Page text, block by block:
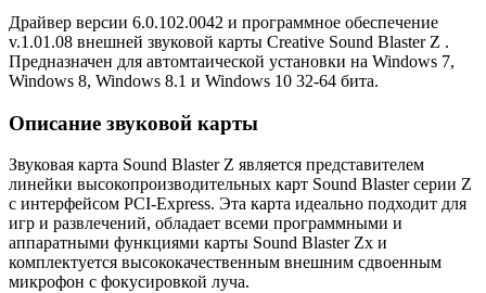
Драйвер версии 6.0.102.0042 и программное обеспечение
v.1.01.08 внешней звуковой карты Creative Sound Blaster Z .
Предназначен для автомтаической установки на Windows 7,
Windows 8, Windows 8.1 и Windows 10 32-64 бита.
Описание звуковой карты
Звуковая карта Sound Blaster Z является представителем
линейки высокопроизводительных карт Sound Blaster серии Z
с интерфейсом PCI-Express. Эта карта идеально подходит для
игр и развлечений, обладает всеми программными и
аппаратными функциями карты Sound Blaster Zx и
комплектуется высококачественным внешним сдвоенным
микрофон с фокусировкой луча.